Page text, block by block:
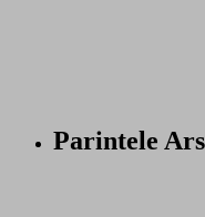
Parintele